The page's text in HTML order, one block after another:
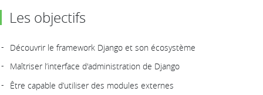
Les objectifs
Découvrir le framework Django et son écosystème
Maîtriser l’interface d'administration de Django
Être capable d’utiliser des modules externes